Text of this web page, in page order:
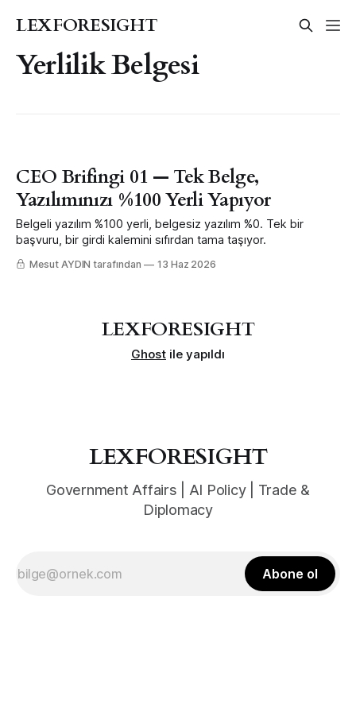
LEXFORESIGHT
Yerlilik Belgesi
CEO Brifingi 01 — Tek Belge,
Yazılımınızı %100 Yerli Yapıyor
Belgeli yazılım %100 yerli, belgesiz yazılım %0. Tek bir
başvuru, bir girdi kalemini sıfırdan tama taşıyor.
Mesut AYDIN tarafından 13 Haz 2026
LEXFORESIGHT
Ghost ile yapıldı
LEXFORESIGHT
Government Affairs | AI Policy | Trade &
Diplomacy
Abone ol